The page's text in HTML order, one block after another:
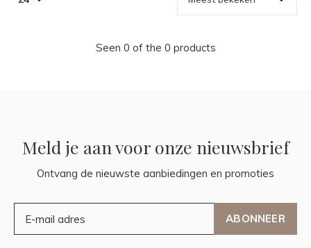
Seen 0 of the 0 products
Meld je aan voor onze nieuwsbrief
Ontvang de nieuwste aanbiedingen en promoties
ABONNEER